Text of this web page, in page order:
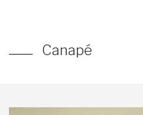
Canapé